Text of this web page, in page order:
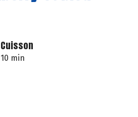
Cuisson
10 min